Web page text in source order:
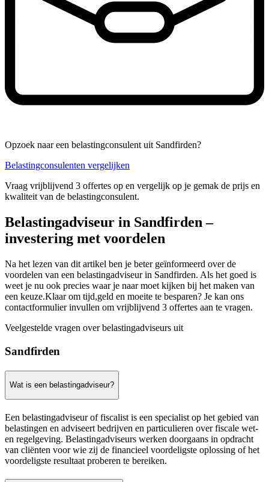
Opzoek naar een belastingconsulent uit Sandfirden?
Belastingconsulenten vergelijken
Vraag vrijblijvend 3 offertes op en vergelijk op je gemak de prijs en
kwaliteit van de belastingconsulent.
Belastingadviseur in Sandfirden –
investering met voordelen
Na het lezen van dit artikel ben je beter geïnformeerd over de
voordelen van een belastingadviseur in Sandfirden. Als het goed is
weet je nu ook precies waar je naar moet kijken bij het maken van
een keuze.Klaar om tijd,geld en moeite te besparen? Je kan ons
contactformulier invullen om vrijblijvend 3 offertes aan te vragen.
Veelgestelde vragen over belastingadviseurs uit
Sandfirden
Wat is een belastingadviseur?
Een belastingadviseur of fiscalist is een specialist op het gebied van
belastingen en adviseert bedrijven en particulieren over fiscale wet-
en regelgeving. Belastingadviseurs werken doorgaans in opdracht
van cliënten voor wie zij de financieel voordeligste oplossing of het
voordeligste resultaat proberen te bereiken.